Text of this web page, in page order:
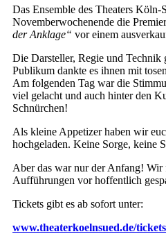
Das Ensemble des Theaters Köln-
Novemberwochenende die
der Anklage“ vor einem
Die Darsteller, Regie und Technik
Publikum dankte es ihnen mit
Am folgenden Tag war die
viel gelacht und auch hinter den
Schnürchen!
Als kleine Appetizer haben wir
hochgeladen. Keine Sorge, keine
Aber das war nur der Anfang! Wir
Aufführungen vor hoffentlich
Tickets gibt es ab sofort unter:
www.theaterkoelnsued.de/tickets